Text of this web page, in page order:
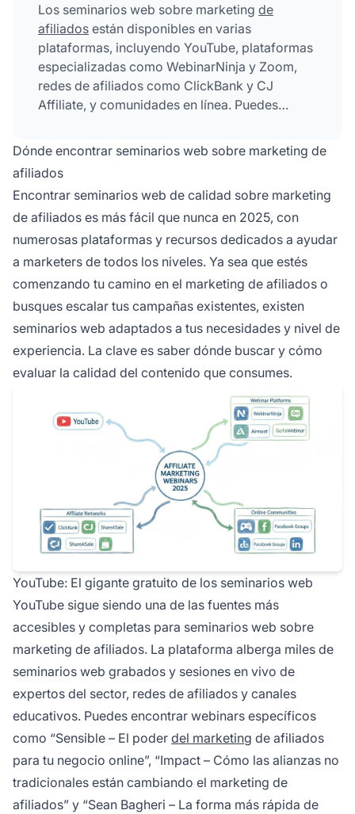
Los seminarios web sobre marketing de
afiliados están disponibles en varias
plataformas, incluyendo YouTube, plataformas
especializadas como WebinarNinja y Zoom,
redes de afiliados como ClickBank y CJ
Affiliate, y comunidades en línea. Puedes
hasta avanzado, sobre temas que van desde la
optimización de campañas hasta estrategias
de escalado.
Dónde encontrar seminarios web sobre marketing de
afiliados
Encontrar seminarios web de calidad sobre marketing
de afiliados es más fácil que nunca en 2025, con
numerosas plataformas y recursos dedicados a ayudar
a marketers de todos los niveles. Ya sea que estés
comenzando tu camino en el marketing de afiliados o
busques escalar tus campañas existentes, existen
seminarios web adaptados a tus necesidades y nivel de
experiencia. La clave es saber dónde buscar y cómo
evaluar la calidad del contenido que consumes.
YouTube: El gigante gratuito de los seminarios web
YouTube sigue siendo una de las fuentes más
accesibles y completas para seminarios web sobre
marketing de afiliados. La plataforma alberga miles de
seminarios web grabados y sesiones en vivo de
expertos del sector, redes de afiliados y canales
educativos. Puedes encontrar webinars específicos
como “Sensible – El poder del marketing de afiliados
para tu negocio online”, “Impact – Cómo las alianzas no
tradicionales están cambiando el marketing de
afiliados” y “Sean Bagheri – La forma más rápida de